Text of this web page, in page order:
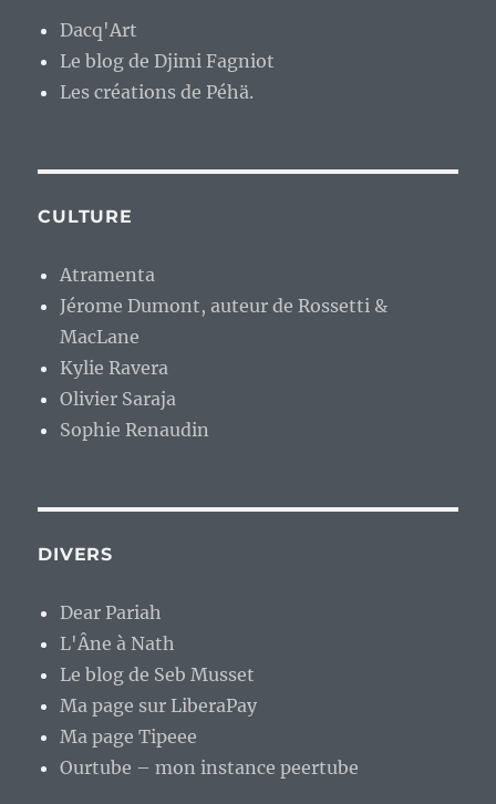
Dacq'Art
Le blog de Djimi Fagniot
Les créations de Péhä.
CULTURE
Atramenta
Jérome Dumont, auteur de Rossetti &
MacLane
Kylie Ravera
Olivier Saraja
Sophie Renaudin
DIVERS
Dear Pariah
L'Âne à Nath
Le blog de Seb Musset
Ma page sur LiberaPay
Ma page Tipeee
Ourtube – mon instance peertube